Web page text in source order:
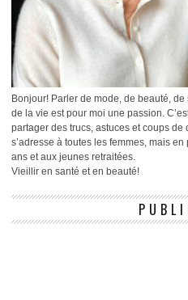
Bonjour! Parler de mode, de beauté,
de la vie est pour moi une passion.
partager des trucs, astuces et coups
s’adresse à toutes les femmes, mais
ans et aux jeunes retraitées.
Vieillir en santé et en beauté!